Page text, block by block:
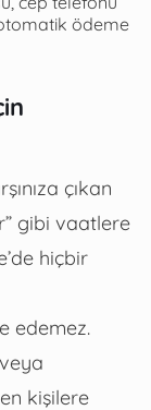
ödeme
çıkan
gibi vaatlere
hiçbir
edemez.
kişilere